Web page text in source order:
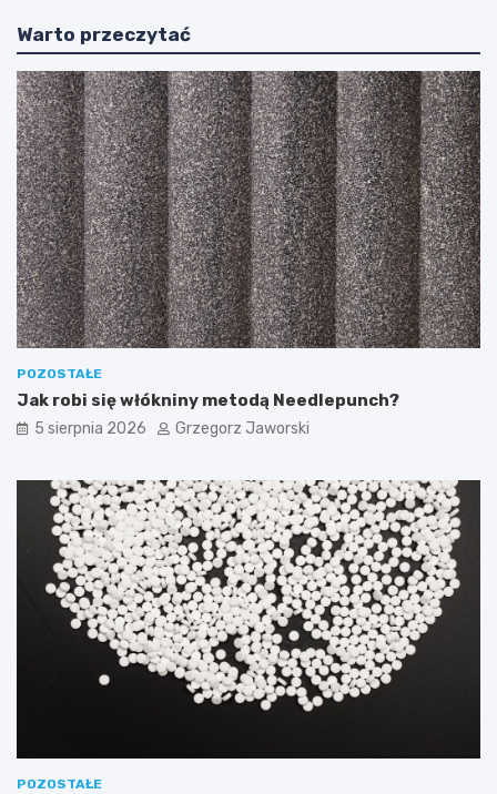
Warto przeczytać
POZOSTAŁE
Jak robi się włókniny metodą Needlepunch?
5 sierpnia 2026 Grzegorz Jaworski
POZOSTAŁE